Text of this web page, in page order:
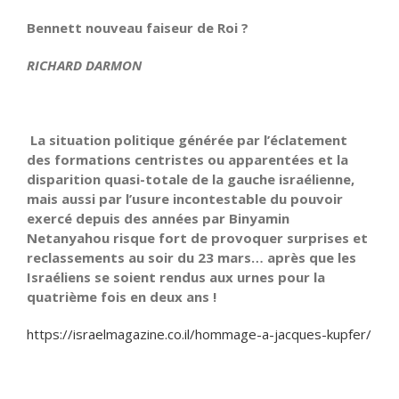
Bennett nouveau faiseur de Roi ?
RICHARD DARMON
La situation politique générée par l’éclatement
des formations centristes ou apparentées et la
disparition quasi-totale de la gauche israélienne,
mais aussi par l’usure incontestable du pouvoir
exercé depuis des années par Binyamin
Netanyahou risque fort de provoquer surprises et
reclassements au soir du 23 mars… après que les
Israéliens se soient rendus aux urnes pour la
quatrième fois en deux ans !
https://israelmagazine.co.il/hommage-a-jacques-kupfer/